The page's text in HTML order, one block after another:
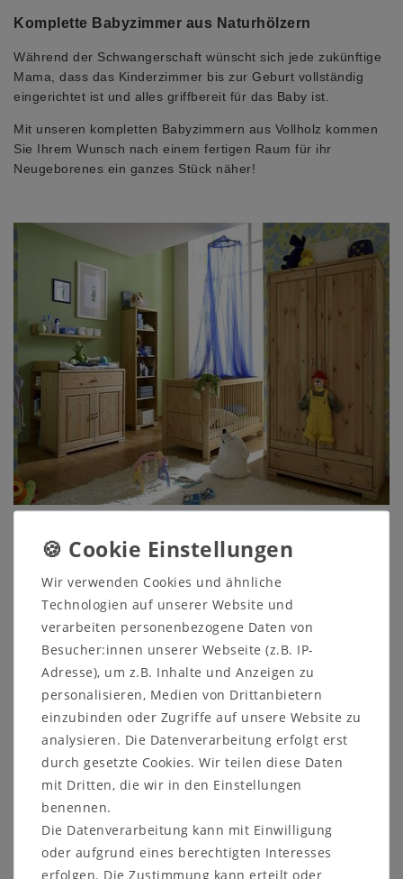
Komplette Babyzimmer aus Naturhölzern
Während der Schwangerschaft wünscht sich jede zukünftige
Mama, dass das Kinderzimmer bis zur Geburt vollständig
eingerichtet ist und alles griffbereit für das Baby ist.
Mit unseren kompletten Babyzimmern aus Vollholz kommen
Sie Ihrem Wunsch nach einem fertigen Raum für ihr
Neugeborenes ein ganzes Stück näher!
Babyzimmer komplett 6teilig Vollholz Kinderzimmer Kiefer
massiv gelaugt geölt
Wickelkommode, Babybett, Regale, Kleiderschrank und
Was benötigen Sie bzw. ihr Baby von Anfang an? Die
Auswahl anBabyzimmer Möbeln aus Naturholzist groß. Je
nach der Größe des zukünftigen Kinderzimmers können Sie
ein kleiner Raum zur Verfügung steht, dann reicht es vorerst,
wenn Sie eineNaturholz Wickelkommode
Massivholz Babybettfür ihr Neugeborenes bereithalten.
Haben Sie einen größeren Rau zur Verfügung empfiehlt es
sich bereits ein komplettesBabyzimmer mit Regalen und
Wir verwenden Cookies und ähnliche
Technologien auf unserer Website und
verarbeiten personenbezogene Daten von
Besucher:innen unserer Webseite (z.B. IP-
Adresse), um z.B. Inhalte und Anzeigen zu
personalisieren, Medien von Drittanbietern
einzubinden oder Zugriffe auf unsere Website zu
analysieren. Die Datenverarbeitung erfolgt erst
durch gesetzte Cookies. Wir teilen diese Daten
mit Dritten, die wir in den Einstellungen
benennen.
Die Datenverarbeitung kann mit Einwilligung
oder aufgrund eines berechtigten Interesses
erfolgen. Die Zustimmung kann erteilt oder